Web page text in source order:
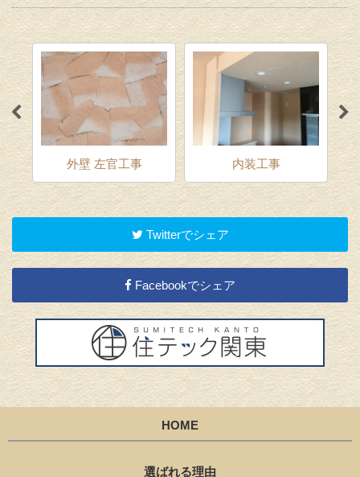
外壁 左官工事 内装工事
Twitterでシェア
Facebookでシェア
HOME
選ばれる理由